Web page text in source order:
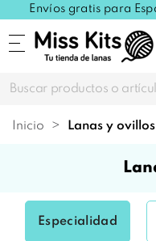
Envíos gratis para
Inicio lanas y ovillos
Especialidad